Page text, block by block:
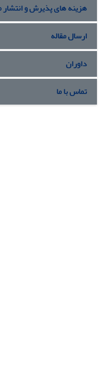
هزینه های پذیرش و انتشار
ارسال مقاله
داوران
تماس با ما